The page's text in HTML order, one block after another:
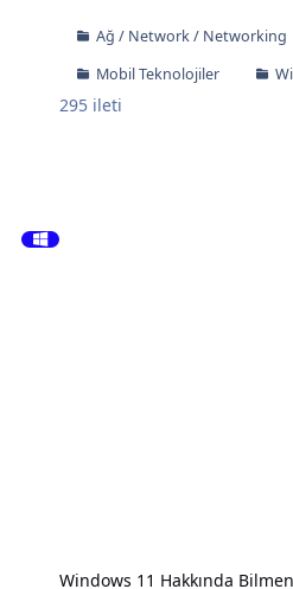
Ağ / Network / Networking
Mobil Teknolojiler
295 ileti
Windows 11 Hakkında